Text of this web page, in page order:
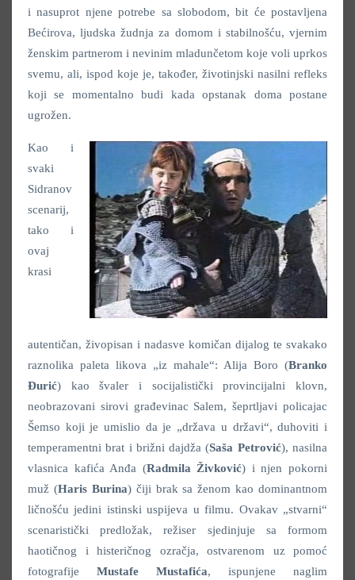
i nasuprot njene potrebe sa slobodom, bit će postavljena
Bećirova, ljudska žudnja za domom i stabilnošću, vjernim
ženskim partnerom i nevinim mladunčetom koje voli uprkos
svemu, ali, ispod koje je, također, životinjski nasilni refleks
koji se momentalno budi kada opstanak doma postane
ugrožen.
Kao i
svaki
Sidranov
scenarij,
tako i
ovaj
krasi
autentičan, živopisan i nadasve komičan dijalog te svakako
raznolika paleta likova „iz mahale“: Alija Boro (Branko
Đurić) kao švaler i socijalistički provincijalni klovn,
neobrazovani sirovi građevinac Salem, šeprtljavi policajac
Šemso koji je umislio da je „država u državi“, duhoviti i
temperamentni brat i brižni dajdža (Saša Petrović), nasilna
vlasnica kafića Anđa (Radmila Živković) i njen pokorni
muž (Haris Burina) čiji brak sa ženom kao dominantnom
ličnošću jedini istinski uspijeva u filmu. Ovakav „stvarni“
scenaristički predložak, režiser sjedinjuje sa formom
haotičnog i histeričnog ozračja, ostvarenom uz pomoć
fotografije Mustafe Mustafića, ispunjene naglim